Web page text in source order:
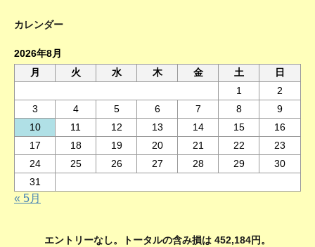
カレンダー
2026年8月
月
火 水 木 金 土
日
1
2
3
4 5 6 7 8
9
10
11 12 13 14 15
16
17
18 19 20 21 22
23
24
25 26 27 28 29
30
31
« 5月
エントリーなし。トータルの含み損は 452,184円。